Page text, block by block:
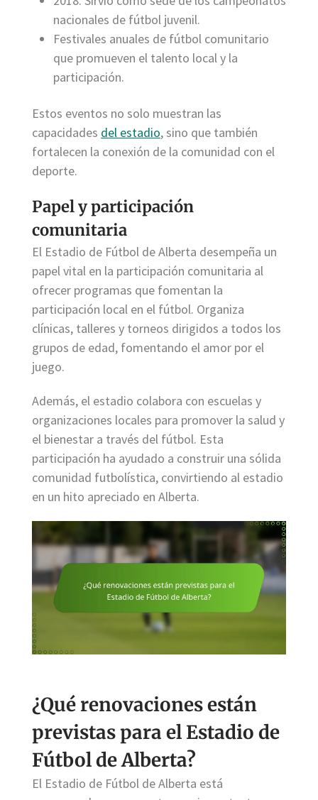
nacionales de fútbol juvenil.
Festivales anuales de fútbol comunitario
que promueven el talento local y la
participación.
Estos eventos no solo muestran las
capacidades del estadio, sino que también
fortalecen la conexión de la comunidad con el
deporte.
Papel y participación
comunitaria
El Estadio de Fútbol de Alberta desempeña un
papel vital en la participación comunitaria al
ofrecer programas que fomentan la
participación local en el fútbol. Organiza
clínicas, talleres y torneos dirigidos a todos los
grupos de edad, fomentando el amor por el
juego.
Además, el estadio colabora con escuelas y
organizaciones locales para promover la salud y
el bienestar a través del fútbol. Esta
participación ha ayudado a construir una sólida
comunidad futbolística, convirtiendo al estadio
en un hito apreciado en Alberta.
¿Qué renovaciones están
previstas para el Estadio de
Fútbol de Alberta?
El Estadio de Fútbol de Alberta está